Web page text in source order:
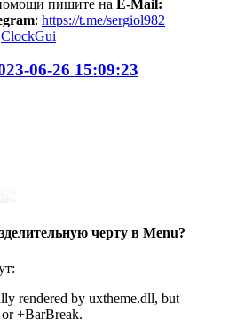
пишите на E-Mail:
: https://t.me/sergiol982
ClockGui
06-26 15:09:23
черту в Menu?
rendered by uxtheme.dll, but
+BarBreak.